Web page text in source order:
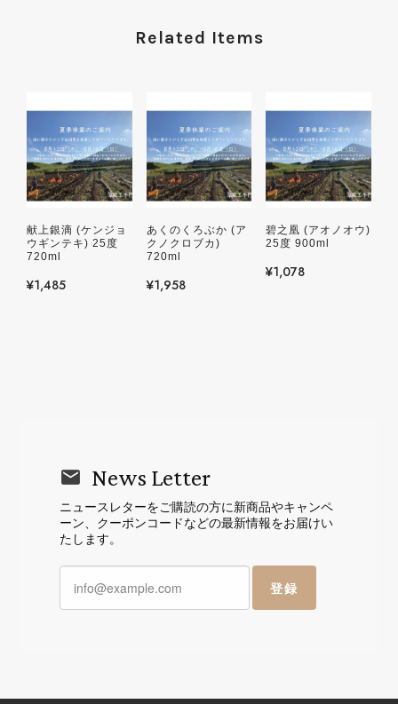
Related Items
献上銀滴 (ケンジョ
ウギンテキ) 25度
720ml
¥1,485
あくのくろぶか (ア
クノクロブカ)
720ml
¥1,958
碧之凰 (アオノオウ)
25度 900ml
¥1,078
News Letter
ニュースレターをご購読の方に新商品やキャンペ
ーン、クーポンコードなどの最新情報をお届けい
たします。
登録